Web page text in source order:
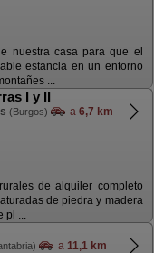
nuestra casa para que el
estancia en un entorno
...
I y II
(Burgos) a 6,7 km
de alquiler completo
de piedra y madera
pl ...
a 11,1 km